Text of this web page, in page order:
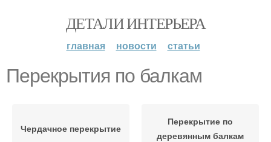
ДЕТАЛИ ИНТЕРЬЕРА
главная новости статьи
Перекрытия по балкам
Чердачное перекрытие
Перекрытие по
деревянным балкам